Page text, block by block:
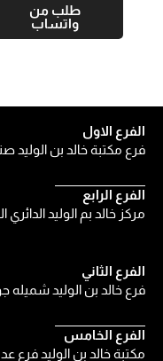
طلب من
واتساب
الفرع الثاني
فرع خالد بن الوليد شميله
الفرع الخامس
مكتبة خالد بن الوليد فرع
الفرع الاول
فرع مكتبة خالد بن الوليد
الفرع الرابع
مركز خالد بم الوليد